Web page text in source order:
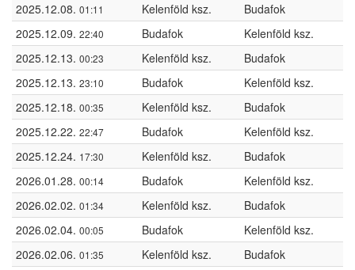
2025.12.08. 01:11 Kelenföld ksz.
Budafok
2025.12.09. 22:40 Budafok
Kelenföld ksz.
2025.12.13. 00:23 Kelenföld ksz.
Budafok
2025.12.13. 23:10 Budafok
Kelenföld ksz.
2025.12.18. 00:35 Kelenföld ksz.
Budafok
2025.12.22. 22:47 Budafok
Kelenföld ksz.
2025.12.24. 17:30 Kelenföld ksz.
Budafok
2026.01.28. 00:14 Budafok
Kelenföld ksz.
2026.02.02. 01:34 Kelenföld ksz.
Budafok
2026.02.04. 00:05 Budafok
Kelenföld ksz.
2026.02.06. 01:35 Kelenföld ksz.
Budafok